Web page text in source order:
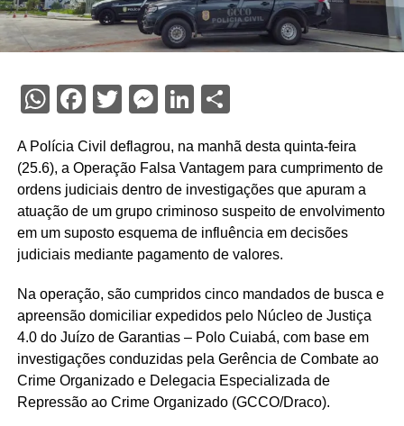
WhatsApp
Facebook
TwitterMessenger
LinkedIn
A Polícia Civil deflagrou, na manhã desta quinta-feira
(25.6), a Operação Falsa Vantagem para cumprimento de
ordens judiciais dentro de investigações que apuram a
atuação de um grupo criminoso suspeito de envolvimento
em um suposto esquema de influência em decisões
judiciais mediante pagamento de valores.
Na operação, são cumpridos cinco mandados de busca e
apreensão domiciliar expedidos pelo Núcleo de Justiça
4.0 do Juízo de Garantias – Polo Cuiabá, com base em
investigações conduzidas pela Gerência de Combate ao
Crime Organizado e Delegacia Especializada de
Repressão ao Crime Organizado (GCCO/Draco).